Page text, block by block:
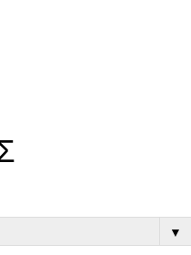
▼